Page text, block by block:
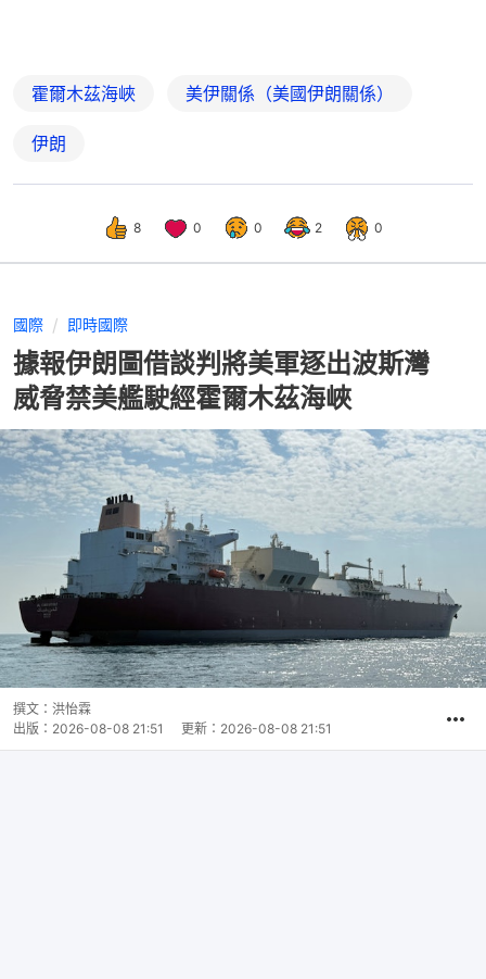
霍爾木茲海峽 美伊關係（美國伊朗關係）
伊朗
8 0 0 2 0
國際 即時國際
據報伊朗圖借談判將美軍逐出波斯灣
威脅禁美艦駛經霍爾木茲海峽
撰文： 洪怡霖
出版： 2026-08-08 21:51 更新： 2026-08-08 21:51